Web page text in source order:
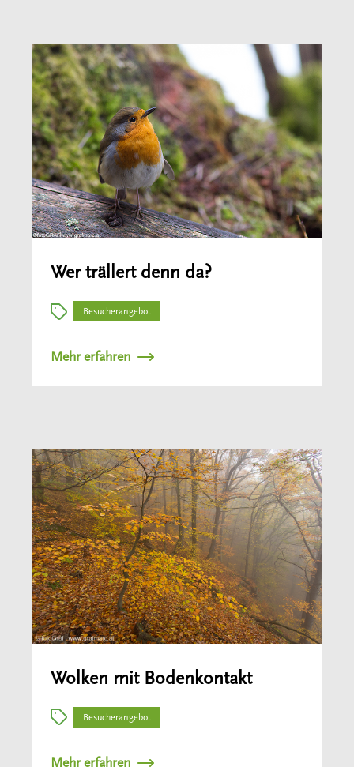
Wer trällert denn da?
Besucherangebot
Mehr erfahren
Wolken mit Bodenkontakt
Besucherangebot
Mehr erfahren